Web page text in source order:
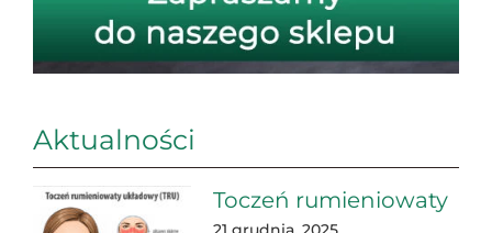
Aktualności
Toczeń rumieniowaty